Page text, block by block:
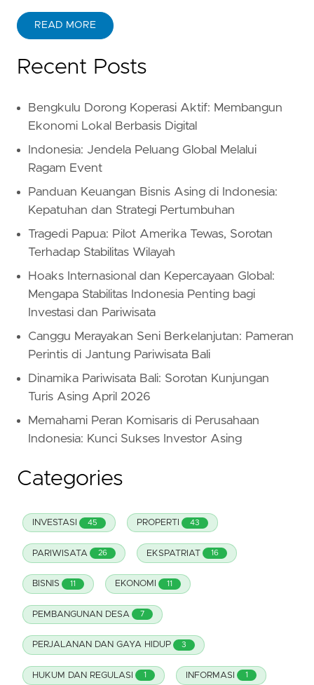
READ MORE
Recent Posts
Bengkulu Dorong Koperasi Aktif: Membangun
Ekonomi Lokal Berbasis Digital
Indonesia: Jendela Peluang Global Melalui
Ragam Event
Panduan Keuangan Bisnis Asing di Indonesia:
Kepatuhan dan Strategi Pertumbuhan
Tragedi Papua: Pilot Amerika Tewas, Sorotan
Terhadap Stabilitas Wilayah
Hoaks Internasional dan Kepercayaan Global:
Mengapa Stabilitas Indonesia Penting bagi
Investasi dan Pariwisata
Canggu Merayakan Seni Berkelanjutan: Pameran
Perintis di Jantung Pariwisata Bali
Dinamika Pariwisata Bali: Sorotan Kunjungan
Turis Asing April 2026
Memahami Peran Komisaris di Perusahaan
Indonesia: Kunci Sukses Investor Asing
Categories
INVESTASI 45 PROPERTI 43
PARIWISATA 26 EKSPATRIAT 16
BISNIS 11 EKONOMI 11
PEMBANGUNAN DESA 7
PERJALANAN DAN GAYA HIDUP 3
HUKUM DAN REGULASI 1 INFORMASI 1